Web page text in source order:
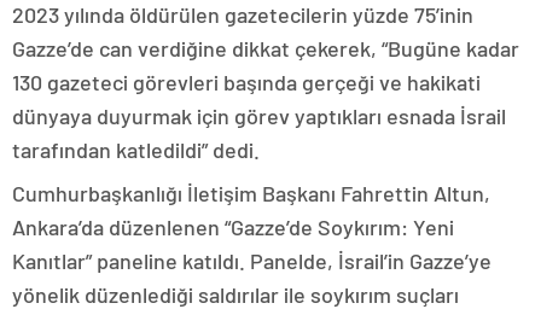
2023 yılında öldürülen gazetecilerin yüzde 75’inin
Gazze’de can verdiğine dikkat çekerek, “Bugüne kadar
130 gazeteci görevleri başında gerçeği ve hakikati
dünyaya duyurmak için görev yaptıkları esnada İsrail
tarafından katledildi” dedi.
Cumhurbaşkanlığı İletişim Başkanı Fahrettin Altun,
Ankara’da düzenlenen “Gazze’de Soykırım: Yeni
Kanıtlar” paneline katıldı. Panelde, İsrail’in Gazze’ye
yönelik düzenlediği saldırılar ile soykırım suçları